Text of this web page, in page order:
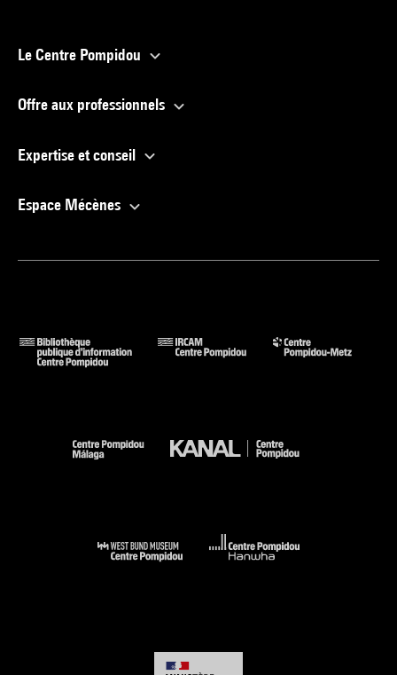
Le Centre Pompidou
Offre aux professionnels
Expertise et conseil
Espace Mécènes